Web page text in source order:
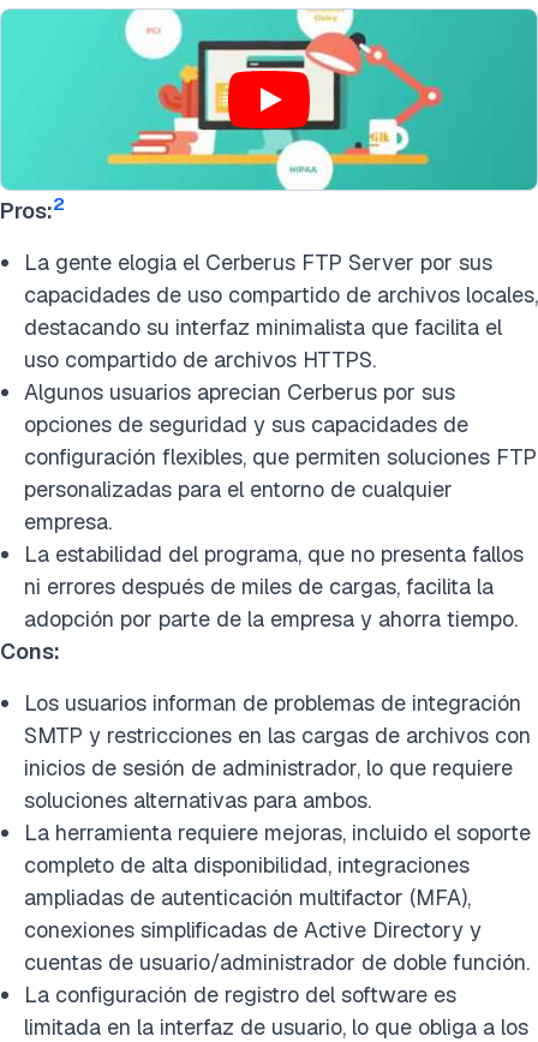
Pros:2
La gente elogia el Cerberus FTP Server por sus
capacidades de uso compartido de archivos locales,
destacando su interfaz minimalista que facilita el
uso compartido de archivos HTTPS.
Algunos usuarios aprecian Cerberus por sus
opciones de seguridad y sus capacidades de
configuración flexibles, que permiten soluciones FTP
personalizadas para el entorno de cualquier
empresa.
La estabilidad del programa, que no presenta fallos
ni errores después de miles de cargas, facilita la
adopción por parte de la empresa y ahorra tiempo.
Cons:
Los usuarios informan de problemas de integración
SMTP y restricciones en las cargas de archivos con
inicios de sesión de administrador, lo que requiere
soluciones alternativas para ambos.
La herramienta requiere mejoras, incluido el soporte
completo de alta disponibilidad, integraciones
ampliadas de autenticación multifactor (MFA),
conexiones simplificadas de Active Directory y
cuentas de usuario/administrador de doble función.
La configuración de registro del software es
limitada en la interfaz de usuario, lo que obliga a los